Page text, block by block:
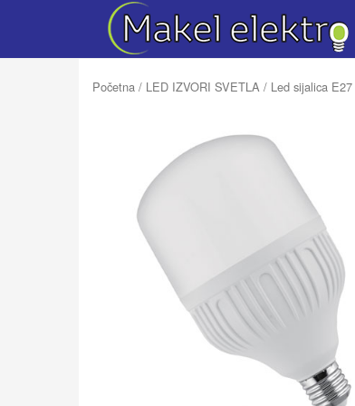
Početna / LED IZVORI SVETLA / Led sijalica E27